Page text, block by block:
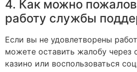
4. Как можно
работу службы
Если вы не удовлетворены
можете оставить жалобу через
казино или воспользоваться